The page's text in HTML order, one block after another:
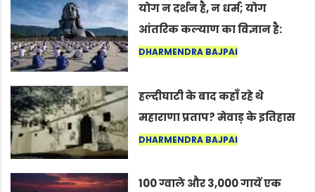
योग न दर्शन है, न धर्म; योग
आंतरिक कल्याण का विज्ञान है:
अंतरराष्ट्रीय योग दिवस 2026 पर
DHARMENDRA BAJPAI
हल्दीघाटी के बाद कहाँ रहे थे
महाराणा प्रताप? मेवाड़ के इतिहास
का वह अनकहा अध्याय जो आज भी
DHARMENDRA BAJPAI
100 ग्वाले और 3,000 गायें एक